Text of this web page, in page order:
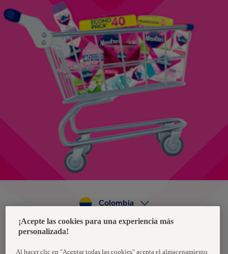
Política de privacidad de datos
Colombia
¡Acepte las cookies para una experiencia más
personalizada!
Al hacer clic en "Aceptar todas las cookies" acepta el almacenamiento